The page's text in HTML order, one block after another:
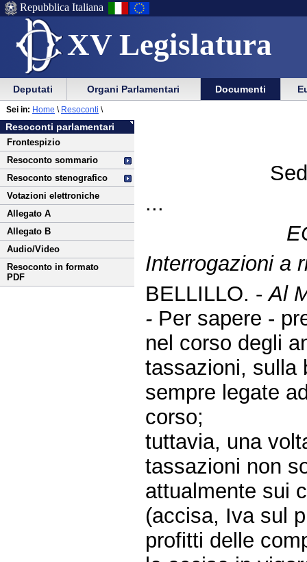
XV Legislatura
Menu
di
ausilio
alla
navigazione
Vai
Menu
di
navigazione
principale
Repubblica Italiana
Menu
di
navigazione
principale
Vai
menu
di
sezione
Deputati Organi Parlamentari Documenti
Vai
al
contenuto
Resoconti parlamentari
Frontespizio
Resoconto sommario
Resoconto stenografico
Votazioni elettroniche
Allegato A
Allegato B
Audio/Video
Resoconto in formato
PDF
Sei in: Home \ Resoconti \
...
Interrogazioni a
BELLILLO. -Al
- Per sapere -
nel corso degli
tassazioni, sulla
sempre legate
corso;
tuttavia, una
tassazioni non
attualmente sui
(accisa, Iva sul
profitti delle